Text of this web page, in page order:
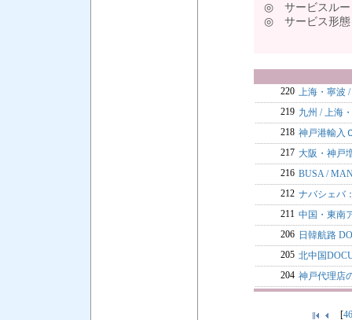
◎ サービスル
◎ サービス形態
220 上海・寧波
219 九州 / 上海
218 神戸港輸入
217 大阪・神戸
216 BUSA /
212 ナバシェバ
211 中国・東南
206 日韓航路
205 北中国
204 神戸代理店
[46